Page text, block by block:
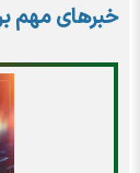
خبر‌های مهم